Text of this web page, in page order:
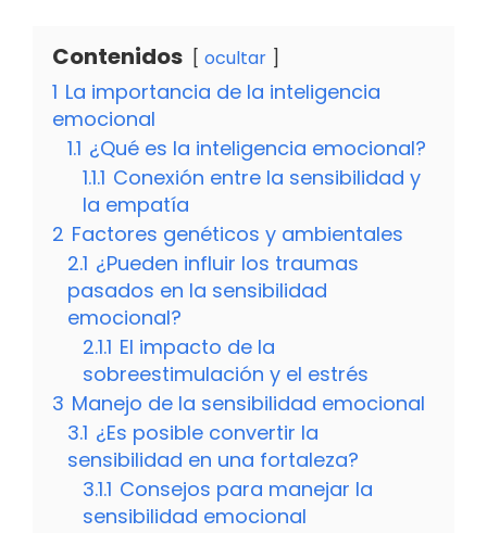
Contenidos ocultar
1 La importancia de la inteligencia
emocional
1.1 ¿Qué es la inteligencia emocional?
1.1.1 Conexión entre la sensibilidad y
la empatía
2 Factores genéticos y ambientales
2.1 ¿Pueden influir los traumas
pasados en la sensibilidad
emocional?
2.1.1 El impacto de la
sobreestimulación y el estrés
3 Manejo de la sensibilidad emocional
3.1 ¿Es posible convertir la
sensibilidad en una fortaleza?
3.1.1 Consejos para manejar la
sensibilidad emocional